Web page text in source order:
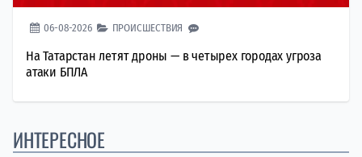
06-08-2026 ПРОИСШЕСТВИЯ
На Татарстан летят дроны — в четырех городах угроза
атаки БПЛА
ИНТЕРЕСНОЕ